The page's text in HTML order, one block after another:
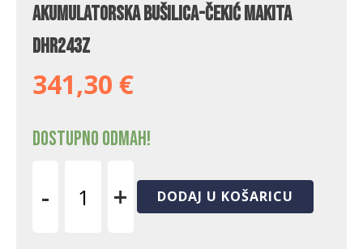
Akumulatorska bušilica-čekić Makita
DHR243Z
341,30 €
Dostupno odmah!
- + DODAJ U KOŠARICU